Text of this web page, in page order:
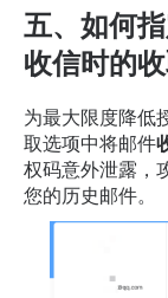
五、如何
收信时的
为最大限度降低
取选项中将邮件
权码意外泄露，
您的历史邮件。